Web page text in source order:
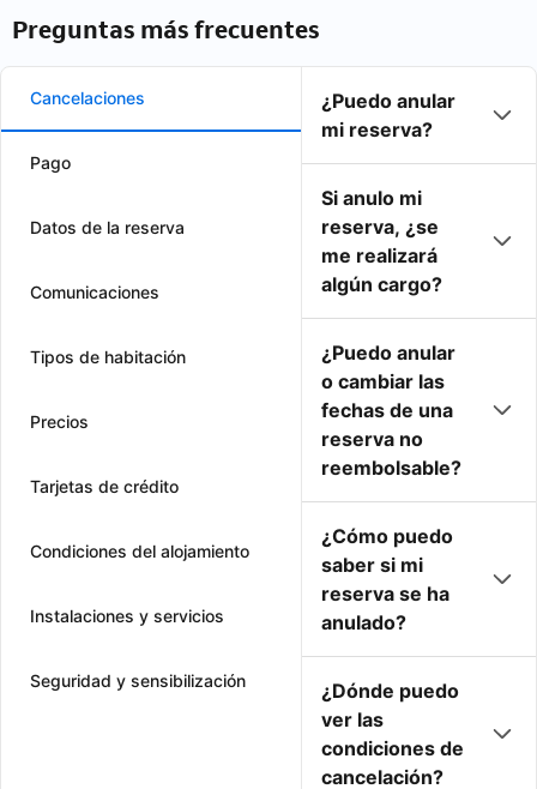
Preguntas más frecuentes
Cancelaciones
Pago
Datos de la reserva
Comunicaciones
Tipos de habitación
Precios
Tarjetas de crédito
Condiciones del alojamiento
Instalaciones y servicios
Seguridad y sensibilización
¿Puedo anular
mi reserva?
Si anulo mi
reserva, ¿se
me realizará
algún cargo?
¿Puedo anular
o cambiar las
fechas de una
reserva no
reembolsable?
¿Cómo puedo
saber si mi
reserva se ha
anulado?
¿Dónde puedo
ver las
condiciones de
cancelación?